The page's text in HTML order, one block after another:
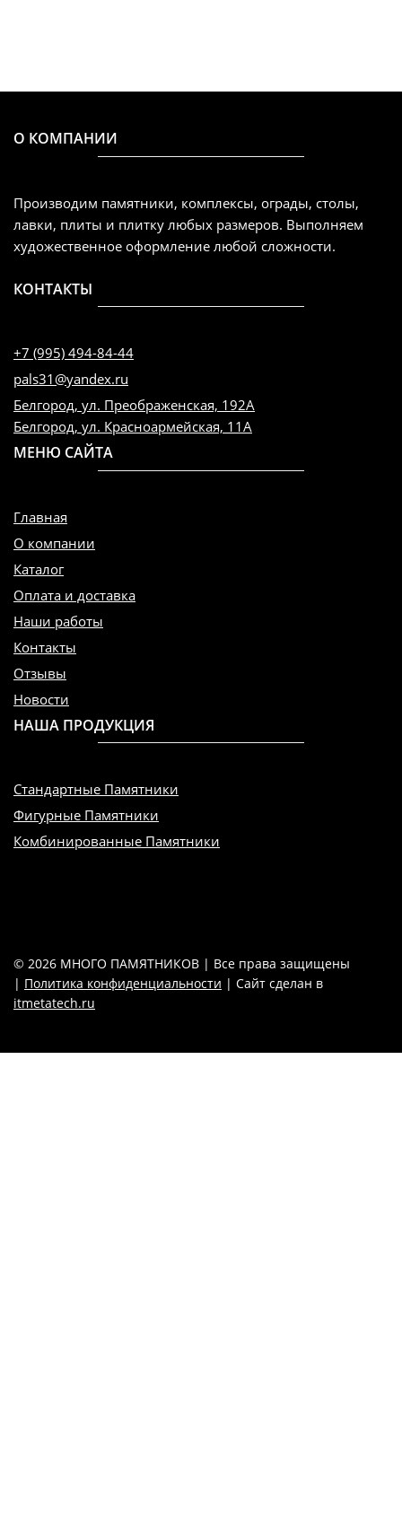
О КОМПАНИИ
Производим памятники, комплексы, ограды, столы,
лавки, плиты и плитку любых размеров. Выполняем
художественное оформление любой сложности.
КОНТАКТЫ
+7 (995) 494-84-44
pals31@yandex.ru
Белгород, ул. Преображенская, 192А
Белгород, ул. Красноармейская, 11А
МЕНЮ САЙТА
Главная
О компании
Каталог
Оплата и доставка
Наши работы
Контакты
Отзывы
Новости
НАША ПРОДУКЦИЯ
Стандартные Памятники
Фигурные Памятники
Комбинированные Памятники
© 2026 МНОГО ПАМЯТНИКОВ | Все права защищены
| Политика конфиденциальности | Сайт сделан в
itmetatech.ru